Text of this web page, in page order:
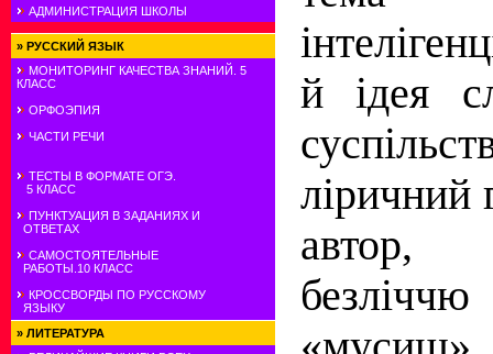
АДМИНИСТРАЦИЯ ШКОЛЫ
» РУССКИЙ ЯЗЫК
МОНИТОРИНГ КАЧЕСТВА ЗНАНИЙ. 5
КЛАСС
ОРФОЭПИЯ
ЧАСТИ РЕЧИ
ТЕСТЫ В ФОРМАТЕ ОГЭ.
5 КЛАСС
ПУНКТУАЦИЯ В ЗАДАНИЯХ И
ОТВЕТАХ
САМОСТОЯТЕЛЬНЫЕ
РАБОТЫ.10 КЛАСС
КРОССВОРДЫ ПО РУССКОМУ
ЯЗЫКУ
» ЛИТЕРАТУРА
й ідея
ав­тор,